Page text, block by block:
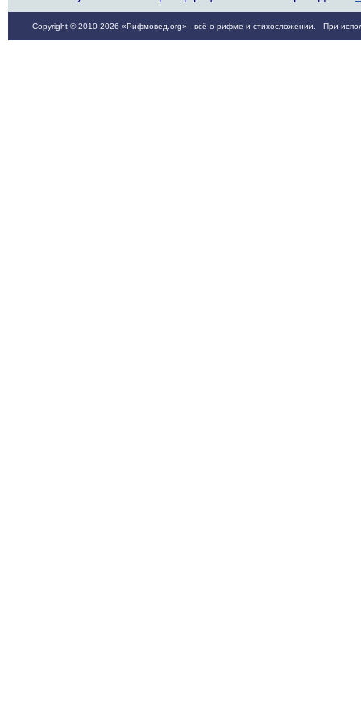
Copyright © 2010-2026 «Рифмовед.org» - всё о рифме и стихосложении. При